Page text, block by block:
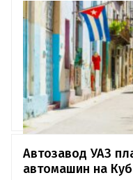
Республики Куба в
Автозавод УАЗ
автомашин на